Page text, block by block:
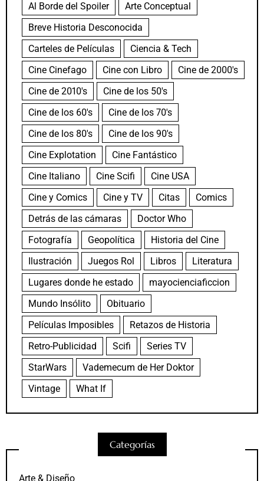
Al Borde del Spoiler
Arte Conceptual
Breve Historia Desconocida
Carteles de Películas
Ciencia & Tech
Cine Cinefago
Cine con Libro
Cine de 2000's
Cine de 2010's
Cine de los 50's
Cine de los 60's
Cine de los 70's
Cine de los 80's
Cine de los 90's
Cine Explotation
Cine Fantástico
Cine Italiano
Cine Scifi
Cine USA
Cine y Comics
Cine y TV Citas
Comics
Detrás de las cámaras
Doctor Who
Fotografía
Geopolítica
Historia del Cine
Ilustración
Juegos Rol Libros
Literatura
Lugares donde he estado
mayocienciaficcion
Mundo Insólito
Obituario
Películas Imposibles
Retazos de Historia
Retro-Publicidad
Scifi
Series TV
StarWars
Vademecum de Her Doktor
Vintage
What If
Categorías
Arte & Diseño